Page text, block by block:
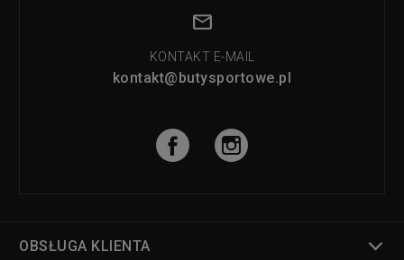
KONTAKT E-MAIL
kontakt@butysportowe.pl
OBSŁUGA KLIENTA